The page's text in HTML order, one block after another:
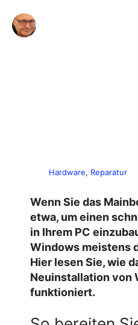
Hardware, Reparatur
Wenn Sie das
etwa, um einen
in Ihrem PC
Windows meistens
Hier lesen Sie, wie
Neuinstallation von
funktioniert.